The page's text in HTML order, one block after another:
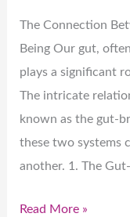
The Connection
Being Our gut,
plays a significant
The intricate
known as the gut-
these two systems
another. 1. The
Read More »